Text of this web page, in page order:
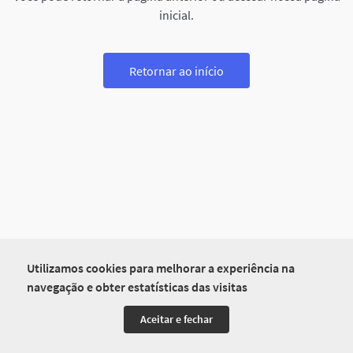
Utilizamos cookies para melhorar a experiência na
navegação e obter estatísticas das visitas
Aceitar e fechar
inicial.
Retornar ao início